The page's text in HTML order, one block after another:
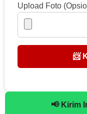
Upload Foto
📨
📢 Kirim